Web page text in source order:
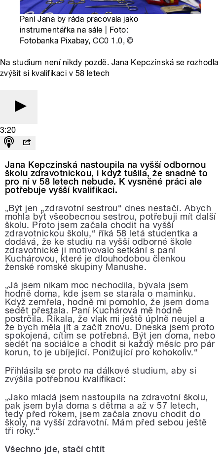
Paní Jana by ráda pracovala jako
instrumentářka na sále | Foto:
Fotobanka Pixabay,CC0 1.0,©
Na studium není nikdy pozdě. Jana Kepczinská se rozhodla
zvýšit si kvalifikaci v 58 letech
3:20
Jana Kepczinská nastoupila na vyšší odbornou
školu zdravotnickou, i když tušila, že snadné to
pro ní v 58 letech nebude. K vysněné práci ale
potřebuje vyšší kvalifikaci.
„Být jen „zdravotní sestrou“ dnes nestačí. Abych
mohla být všeobecnou sestrou, potřebuji mít další
školu. Proto jsem začala chodit na vyšší
zdravotnickou školu,“ říká 58 letá studentka a
dodává, že ke studiu na vyšší odborné škole
zdravotnické ji motivovalo setkání s paní
Kuchárovou, které je dlouhodobou členkou
ženské romské skupiny Manushe.
„Já jsem nikam moc nechodila, bývala jsem
hodně doma, kde jsem se starala o maminku.
Když zemřela, hodně mi pomohlo, že jsem doma
sedět přestala. Paní Kuchárová mě hodně
postrčila. Říkala, že vlak mi ještě úplně neujel a
že bych měla jít a začít znovu. Dneska jsem proto
spokojená, cítím se potřebná. Být jen doma, nebo
sedět na sociálce a chodit si každý měsíc pro pár
korun, to je ubíjející. Ponižující pro kohokoliv.“
Přihlásila se proto na dálkové studium, aby si
zvýšila potřebnou kvalifikaci:
„Jako mladá jsem nastoupila na zdravotní školu,
pak jsem byla doma s dětma a až v 57 letech,
tedy před rokem, jsem začala znovu chodit do
školy, na vyšší zdravotní. Mám před sebou ještě
tři roky.“
Všechno jde, stačí chtít